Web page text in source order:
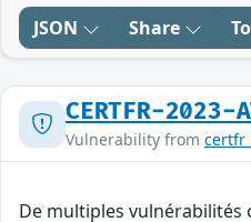
JSON Share
CERTFR-2023-
Vulnerability from
De multiples vulnérabilités